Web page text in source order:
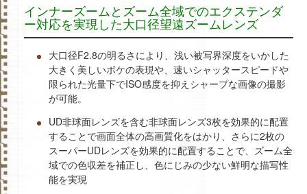
インナーズームとズーム全域でのエクステンダ
ー対応を実現した大口径望遠ズームレンズ
大口径F2.8の明るさにより、浅い被写界深度をいかした
大きく美しいボケの表現や、速いシャッタースピードや
限られた光量下でISO感度を抑えシャープな画像の撮影
が可能。
UD非球面レンズを含む非球面レンズ3枚を効果的に配置
することで画面全体の高画質化をはかり、さらに2枚の
スーパーUDレンズを効果的に配置することで、ズーム全
域での色収差を補正し、色にじみの少ない鮮明な描写性
能を実現